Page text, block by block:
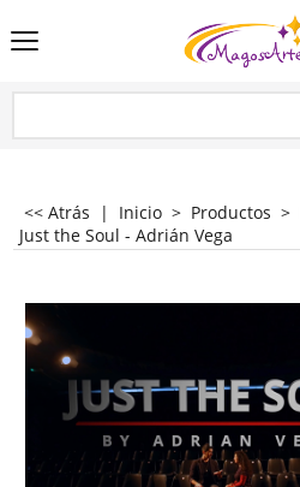
<< Atrás | Inicio > Productos >
Just the Soul - Adrián Vega